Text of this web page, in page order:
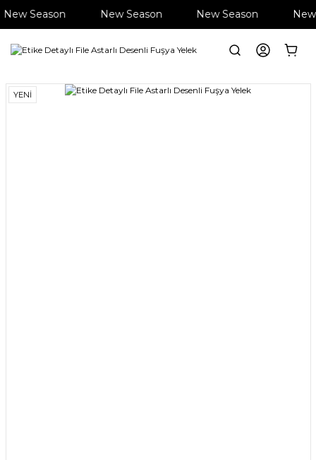
New Season New Season New Season
Anasayfa Giyim Yelek Etike Detaylı File Astarlı Desenli Fuşya
YENİ